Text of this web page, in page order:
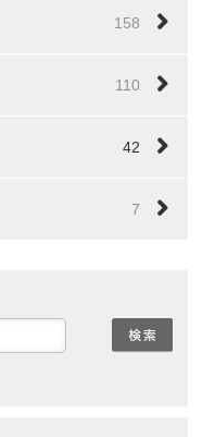
158
110
42
7